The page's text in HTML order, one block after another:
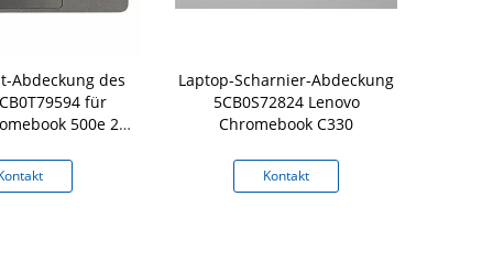
Abdeckung des
für
500e 2.
Laptop-Scharnier-Abdeckung
5CB0S72824 Lenovo
Chromebook C330
Kontakt